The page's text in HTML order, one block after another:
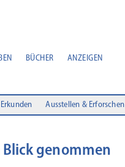
BÜCHER ANZEIGEN
Ausstellen & Erforschen
genommen